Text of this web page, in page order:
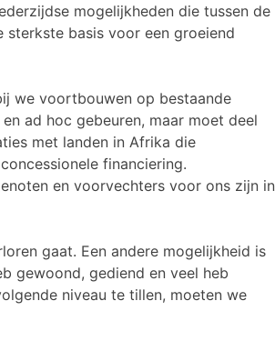
mogelijkheden die tussen de
basis voor een groeiend
we voortbouwen op bestaande
ad hoc gebeuren, maar moet deel
met landen in Afrika die
financiering.
en voorvechters voor ons zijn in
gaat. Een andere mogelijkheid is
gewoond, gediend en veel heb
niveau te tillen, moeten we